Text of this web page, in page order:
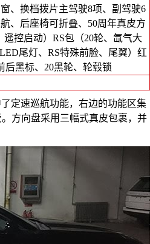
、换档拨片主驾驶8项、副驾驶6
、后座椅可折叠、50周年真皮方
控启动）RS包（20轮、氙气大
尾灯、RS特殊前脸、尾翼）红
后黑标、20黑轮、轮毂锁
定速巡航功能，右边的功能区集
方向盘采用三幅式真皮包裹，并